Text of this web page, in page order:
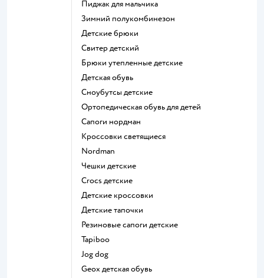
Пиджак для мальчика
Зимний полукомбинезон
Детские брюки
Свитер детский
Брюки утепленные детские
Детская обувь
Сноубутсы детские
Ортопедическая обувь для детей
Сапоги нордман
Кроссовки светящиеся
Nordman
Чешки детские
Crocs детские
Детские кроссовки
Детские тапочки
Резиновые сапоги детские
Tapiboo
Jog dog
Geox детская обувь